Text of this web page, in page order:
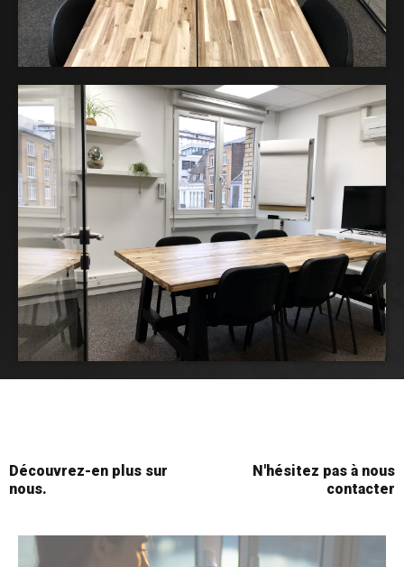
Découvrez-en plus sur
nous.
N'hésitez pas à nous
contacter